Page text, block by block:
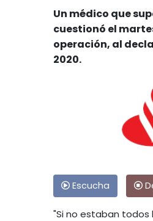
Un médico que
cuestionó el
operación, al
2020.
Escucha
"Si no estaban todos